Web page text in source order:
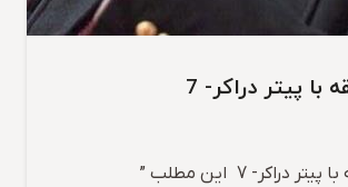
با پیتر دراکر- 7
چند دقیقه با پیتر دراکر- 7 این مطلب ”